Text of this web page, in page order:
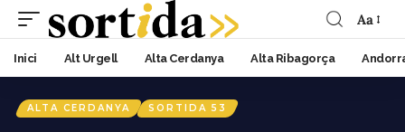
Aa
Inici Alt Urgell Alta Cerdanya Alta Ribagorça
ALTA CERDANYA SORTIDA 53